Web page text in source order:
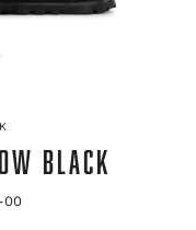
BLACK
00